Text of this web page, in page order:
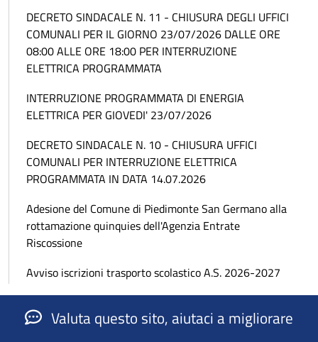
DECRETO SINDACALE N. 11 - CHIUSURA DEGLI UFFICI
COMUNALI PER IL GIORNO 23/07/2026 DALLE ORE
08:00 ALLE ORE 18:00 PER INTERRUZIONE
ELETTRICA PROGRAMMATA
INTERRUZIONE PROGRAMMATA DI ENERGIA
ELETTRICA PER GIOVEDI' 23/07/2026
DECRETO SINDACALE N. 10 - CHIUSURA UFFICI
COMUNALI PER INTERRUZIONE ELETTRICA
PROGRAMMATA IN DATA 14.07.2026
Adesione del Comune di Piedimonte San Germano alla
rottamazione quinquies dell'Agenzia Entrate
Riscossione
Avviso iscrizioni trasporto scolastico A.S. 2026-2027
Valuta questo sito, aiutaci a migliorare